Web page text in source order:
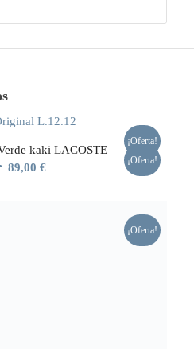
¡Oferta!
kaki LACOSTE
El 89,00 €El
¡Oferta!
¡Oferta!